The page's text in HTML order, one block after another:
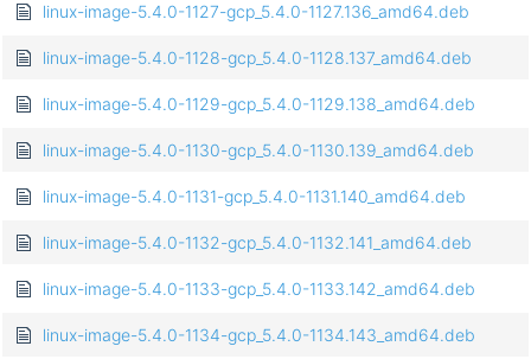
linux-image-5.4.0-1127-gcp_5.4.0-1127.136_amd64.deb
linux-image-5.4.0-1128-gcp_5.4.0-1128.137_amd64.deb
linux-image-5.4.0-1129-gcp_5.4.0-1129.138_amd64.deb
linux-image-5.4.0-1130-gcp_5.4.0-1130.139_amd64.deb
linux-image-5.4.0-1131-gcp_5.4.0-1131.140_amd64.deb
linux-image-5.4.0-1132-gcp_5.4.0-1132.141_amd64.deb
linux-image-5.4.0-1133-gcp_5.4.0-1133.142_amd64.deb
linux-image-5.4.0-1134-gcp_5.4.0-1134.143_amd64.deb